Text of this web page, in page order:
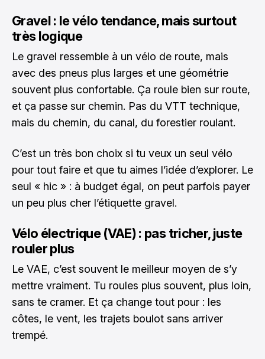
Gravel : le vélo tendance, mais surtout
très logique
Le gravel ressemble à un vélo de route, mais
avec des pneus plus larges et une géométrie
souvent plus confortable. Ça roule bien sur route,
et ça passe sur chemin. Pas du VTT technique,
mais du chemin, du canal, du forestier roulant.
C’est un très bon choix si tu veux un seul vélo
pour tout faire et que tu aimes l’idée d’explorer. Le
seul « hic » : à budget égal, on peut parfois payer
un peu plus cher l’étiquette gravel.
Vélo électrique (VAE) : pas tricher, juste
rouler plus
Le VAE, c’est souvent le meilleur moyen de s’y
mettre vraiment. Tu roules plus souvent, plus loin,
sans te cramer. Et ça change tout pour : les
côtes, le vent, les trajets boulot sans arriver
trempé.